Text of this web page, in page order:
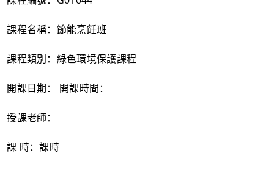
課程名稱：節能烹飪班
課程類別：綠色環境保護課程
開課日期： 開課時間：
授課老師：
課 時：課時